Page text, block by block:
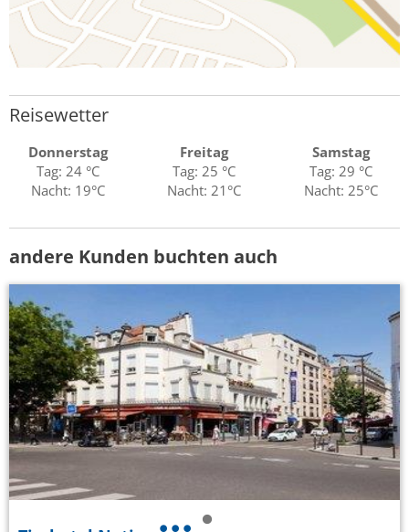
Reisewetter
Donnerstag
Tag: 24 °C
Nacht: 19°C
Freitag
Tag: 25 °C
Nacht: 21°C
Samstag
Tag: 29 °C
Nacht: 25°C
andere Kunden buchten auch